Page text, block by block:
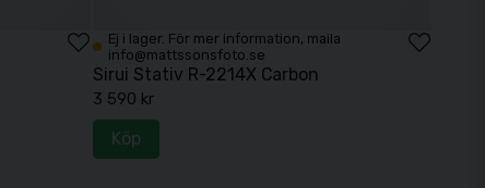
Ej i lager. För mer information, maila
info@mattssonsfoto.se
Sirui Stativ R-2214X Carbon
3 590 kr
Köp